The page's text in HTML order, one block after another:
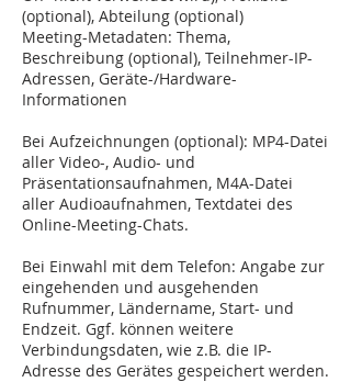
(optional), Abteilung (optional)
Meeting-Metadaten: Thema,
Beschreibung (optional), Teilnehmer-IP-
Adressen, Geräte-/Hardware-
Informationen
Bei Aufzeichnungen (optional): MP4-Datei
aller Video-, Audio- und
Präsentationsaufnahmen, M4A-Datei
aller Audioaufnahmen, Textdatei des
Online-Meeting-Chats.
Bei Einwahl mit dem Telefon: Angabe zur
eingehenden und ausgehenden
Rufnummer, Ländername, Start- und
Endzeit. Ggf. können weitere
Verbindungsdaten, wie z.B. die IP-
Adresse des Gerätes gespeichert werden.